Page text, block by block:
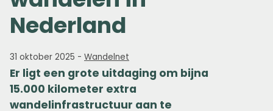
Nederland
31 oktober 2025 - Wandelnet
Er ligt een grote uitdaging om bijna
15.000 kilometer extra
wandelinfrastructuur aan te